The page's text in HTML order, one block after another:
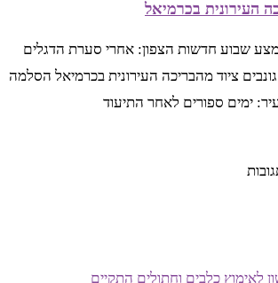
העירונית בכרמיאל
שבוע חדשות הצפון: אחרי סערת הדגלים
ציוד מהבריכה העירונית בכרמיאל הסלמה
ימים ספורים לאחר התיעוד